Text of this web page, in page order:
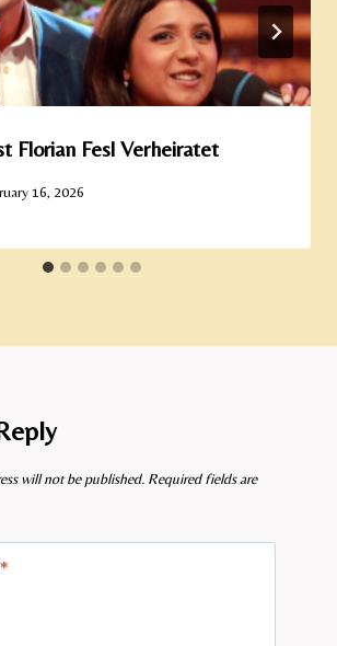
Florian Fesl Verheiratet​
16, 2026
will not be published. Required fields are
*